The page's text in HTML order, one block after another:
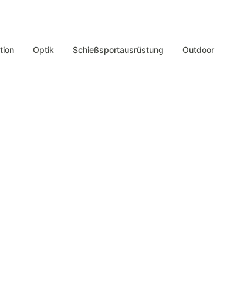
Optik Schießsportausrüstung Outdoor